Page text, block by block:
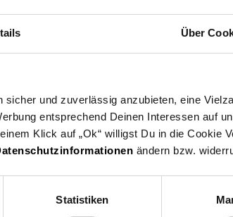
Über
und zuverlässig anzubieten, eine
entsprechend Deinen Interessen auf
Klick auf „Ok“ willigst Du in die Cookie
ändern bzw.
Statistiken
teil und freuen sich über deine
10 ct Betrag aufrundest oder dein Pfand
kannst findest du hier heraus: